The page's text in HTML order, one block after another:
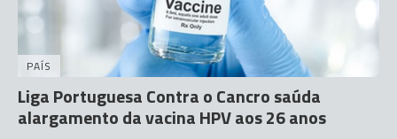
PAÍS
Liga Portuguesa Contra o Cancro saúda
alargamento da vacina HPV aos 26 anos